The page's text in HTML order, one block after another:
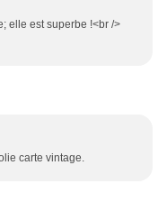
elle est superbe !<br />
carte vintage.